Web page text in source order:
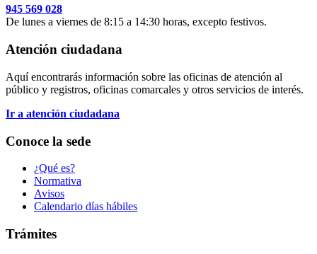
945 569 028
De lunes a viernes de 8:15 a 14:30 horas, excepto festivos.
Atención ciudadana
Aquí encontrarás información sobre las oficinas de atención al
público y registros, oficinas comarcales y otros servicios de interés.
Ir a atención ciudadana
Conoce la sede
¿Qué es?
Normativa
Avisos
Calendario días hábiles
Trámites